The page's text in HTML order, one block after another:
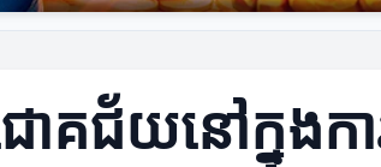
ោគជ័យនៅក្នុង